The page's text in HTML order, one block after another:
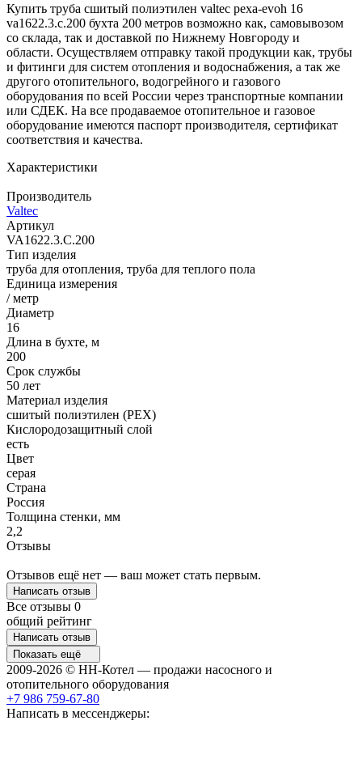
Купить труба сшитый полиэтилен valtec pexa-evoh 16
va1622.3.c.200 бухта 200 метров возможно как, самовывозом
со склада, так и доставкой по Нижнему Новгороду и
области. Осуществляем отправку такой продукции как, трубы
и фитинги для систем отопления и водоснабжения, а так же
другого отопительного, водогрейного и газового
оборудования по всей России через транспортные компании
или СДЕК. На все продаваемое отопительное и газовое
оборудование имеются паспорт производителя, сертификат
соответствия и качества.
Характеристики
Производитель
Valtec
Артикул
VA1622.3.C.200
Тип изделия
труба для отопления, труба для теплого пола
Единица измерения
/ метр
Диаметр
16
Длина в бухте, м
200
Срок службы
50 лет
Материал изделия
сшитый полиэтилен (PEX)
Кислородозащитный слой
есть
Цвет
серая
Страна
Россия
Толщина стенки, мм
2,2
Отзывы
Отзывов ещё нет — ваш может стать первым.
Написать отзыв
Все отзывы 0
общий рейтинг
Написать отзыв
Показать ещё
2009-2026 © НН-Котел — продажи насосного и
отопительного оборудования
+7 986 759-67-80
Написать в мессенджеры: